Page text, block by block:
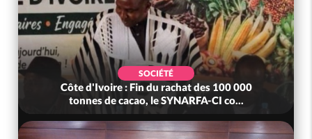
SOCIÉTÉ
Côte d'Ivoire : MIRAH, bras de fer autour de la
mutuelle, le SYNHA-CI saisi...